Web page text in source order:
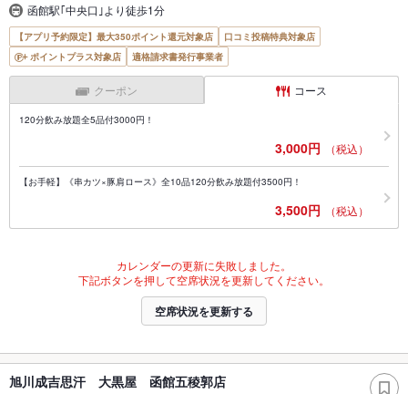
函館駅｢中央口｣より徒歩1分
【アプリ予約限定】最大350ポイント還元対象店
口コミ投稿特典対象店
ポイントプラス対象店
適格請求書発行事業者
クーポン コース
120分飲み放題全5品付3000円！
3,000円 （税込）
【お手軽】《串カツ×豚肩ロース》全10品120分飲み放題付3500円！
3,500円 （税込）
カレンダーの更新に失敗しました。
下記ボタンを押して空席状況を更新してください。
空席状況を更新する
旭川成吉思汗 大黒屋 函館五稜郭店